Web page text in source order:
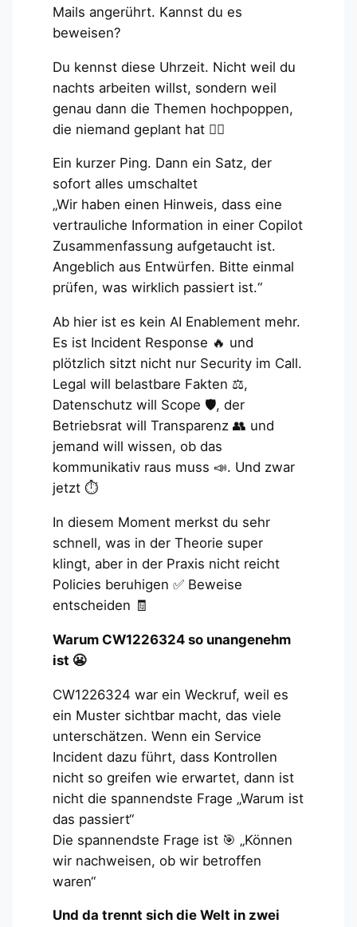
Mails angerührt. Kannst du es
beweisen?
Du kennst diese Uhrzeit. Nicht weil du
nachts arbeiten willst, sondern weil
genau dann die Themen hochpoppen,
die niemand geplant hat 😶‍🌫️
Ein kurzer Ping. Dann ein Satz, der
sofort alles umschaltet
„Wir haben einen Hinweis, dass eine
vertrauliche Information in einer Copilot
Zusammenfassung aufgetaucht ist.
Angeblich aus Entwürfen. Bitte einmal
prüfen, was wirklich passiert ist.“
Ab hier ist es kein AI Enablement mehr.
Es ist Incident Response 🔥 und
plötzlich sitzt nicht nur Security im Call.
Legal will belastbare Fakten ⚖️,
Datenschutz will Scope 🛡️, der
Betriebsrat will Transparenz 👥 und
jemand will wissen, ob das
kommunikativ raus muss 📣. Und zwar
jetzt ⏱️
In diesem Moment merkst du sehr
schnell, was in der Theorie super
klingt, aber in der Praxis nicht reicht
Policies beruhigen ✅ Beweise
entscheiden 🧾
Warum CW1226324 so unangenehm
ist 😬
CW1226324 war ein Weckruf, weil es
ein Muster sichtbar macht, das viele
unterschätzen. Wenn ein Service
Incident dazu führt, dass Kontrollen
nicht so greifen wie erwartet, dann ist
nicht die spannendste Frage „Warum ist
das passiert“
Die spannendste Frage ist 🎯 „Können
wir nachweisen, ob wir betroffen
waren“
Und da trennt sich die Welt in zwei